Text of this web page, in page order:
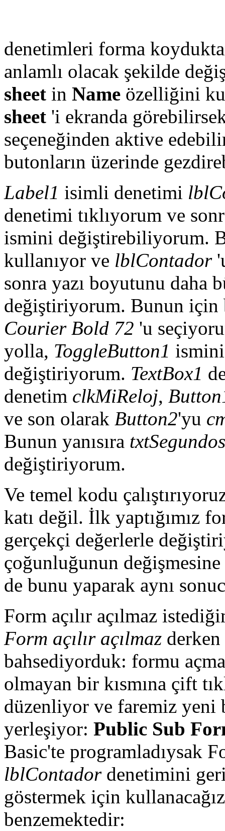
denetimleri forma
anlamlı olacak şekilde
sheet in Name özelliğini
sheet 'i ekranda
seçeneğinden aktive
butonların üzerinde
Label1 isimli denetimi
denetimi tıklıyorum ve
ismini değiştirebiliyorum.
kullanıyor ve lblContador
sonra yazı boyutunu daha
değiştiriyorum. Bunun
Courier Bold 72 'u
yolla, ToggleButton1
değiştiriyorum. TextBox1
denetim clkMiReloj,
ve son olarak Button2'yu
Bunun yanısıra txtSegundos
değiştiriyorum.
Ve temel kodu
katı değil. İlk yaptığımız
gerçekçi değerlerle
çoğunluğunun
de bunu yaparak aynı
Form açılır açılmaz
Form açılır açılmaz
bahsediyorduk: formu
olmayan bir kısmına çift
düzenliyor ve faremiz yeni
yerleşiyor: Public Sub
Basic'te programladıysak
lblContadordenetimini
göstermek için
benzemektedir: